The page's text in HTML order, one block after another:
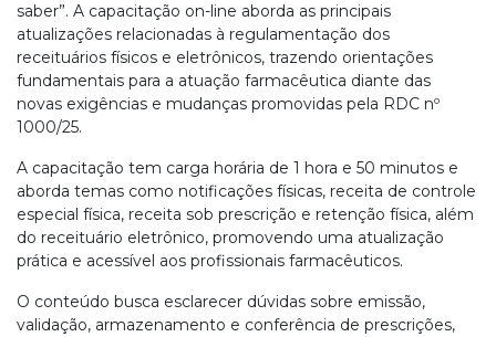
saber”. A capacitação on-line aborda as principais
atualizações relacionadas à regulamentação dos
receituários físicos e eletrônicos, trazendo orientações
fundamentais para a atuação farmacêutica diante das
novas exigências e mudanças promovidas pela RDC nº
1000/25.
A capacitação tem carga horária de 1 hora e 50 minutos e
aborda temas como notificações físicas, receita de controle
especial física, receita sob prescrição e retenção física, além
do receituário eletrônico, promovendo uma atualização
prática e acessível aos profissionais farmacêuticos.
O conteúdo busca esclarecer dúvidas sobre emissão,
validação, armazenamento e conferência de prescrições,